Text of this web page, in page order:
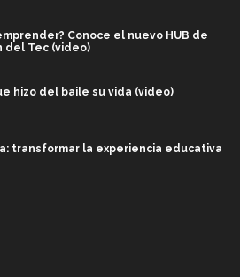
Conoce el nuevo HUB de
del Tec (video)
hizo del baile su vida (video)
transformar la experiencia educativa